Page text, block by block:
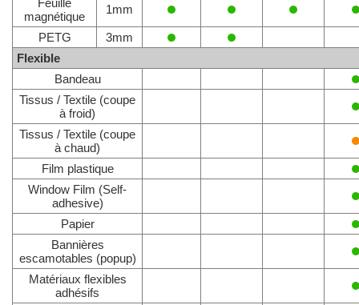
magnétique
1mm
PETG
3mm
Flexible
Bandeau
Tissus / Textile (coupe
à froid)
Tissus / Textile (coupe
à chaud)
Film plastique
Window Film (Self-
adhesive)
Papier
Bannières
escamotables (popup)
Matériaux flexibles
adhésifs